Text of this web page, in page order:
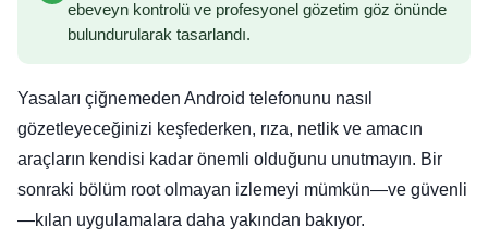
ebeveyn kontrolü ve profesyonel gözetim göz önünde
bulundurularak tasarlandı.
Yasaları çiğnemeden Android telefonunu nasıl
gözetleyeceğinizi keşfederken, rıza, netlik ve amacın
araçların kendisi kadar önemli olduğunu unutmayın. Bir
sonraki bölüm root olmayan izlemeyi mümkün—ve güvenli
—kılan uygulamalara daha yakından bakıyor.